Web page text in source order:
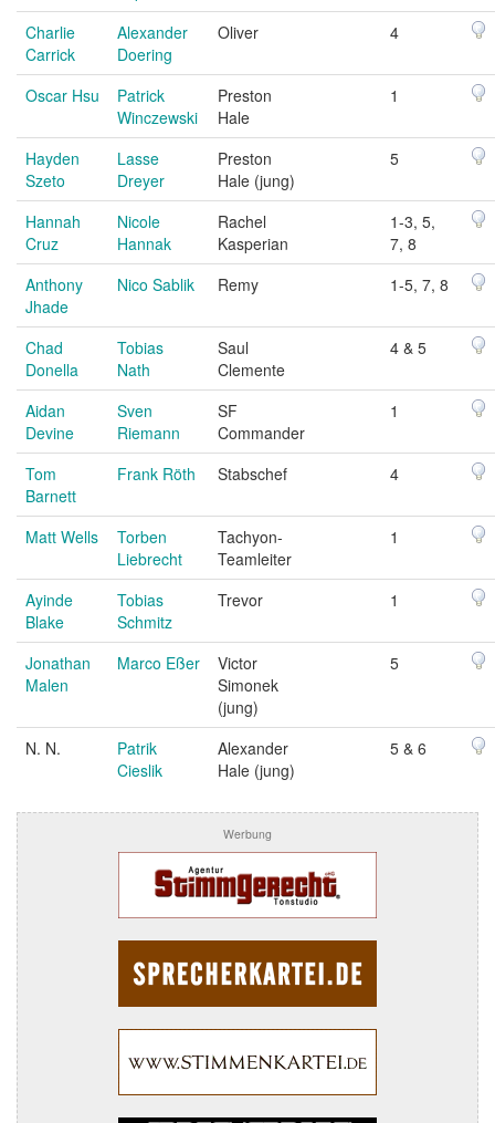
Charlie
Carrick
Alexander
Doering
Oliver 4
Oscar Hsu
Patrick
Winczewski
Preston
Hale
1
Hayden
Szeto
Lasse
Dreyer
Preston
Hale (jung)
5
Hannah
Cruz
Nicole
Hannak
Rachel
Kasperian
1-3, 5,
7, 8
Anthony
Jhade
Nico Sablik Remy 1-5, 7, 8
Chad
Donella
Tobias
Nath
Saul
Clemente
4 & 5
Aidan
Devine
Sven
Riemann
SF
Commander
1
Tom
Barnett
Frank Röth Stabschef 4
Matt Wells
Torben
Liebrecht
Tachyon-
Teamleiter
1
Ayinde
Blake
Tobias
Schmitz
Trevor 1
Jonathan
Malen
Marco Eßer
Victor
Simonek
(jung)
5
N. N.
Patrik
Cieslik
Alexander
Hale (jung)
5 & 6
Werbung